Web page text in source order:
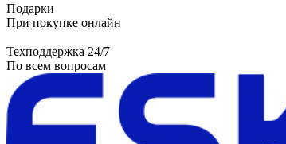
Подарки
При покупке онлайн
Техподдержка 24/7
По всем вопросам